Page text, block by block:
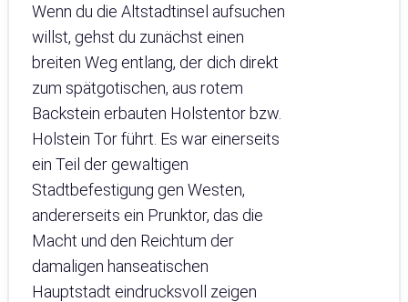
Wenn du die Altstadtinsel aufsuchen
willst, gehst du zunächst einen
breiten Weg entlang, der dich direkt
zum spätgotischen, aus rotem
Backstein erbauten Holstentor bzw.
Holstein Tor führt. Es war einerseits
ein Teil der gewaltigen
Stadtbefestigung gen Westen,
andererseits ein Prunktor, das die
Macht und den Reichtum der
damaligen hanseatischen
Hauptstadt eindrucksvoll zeigen